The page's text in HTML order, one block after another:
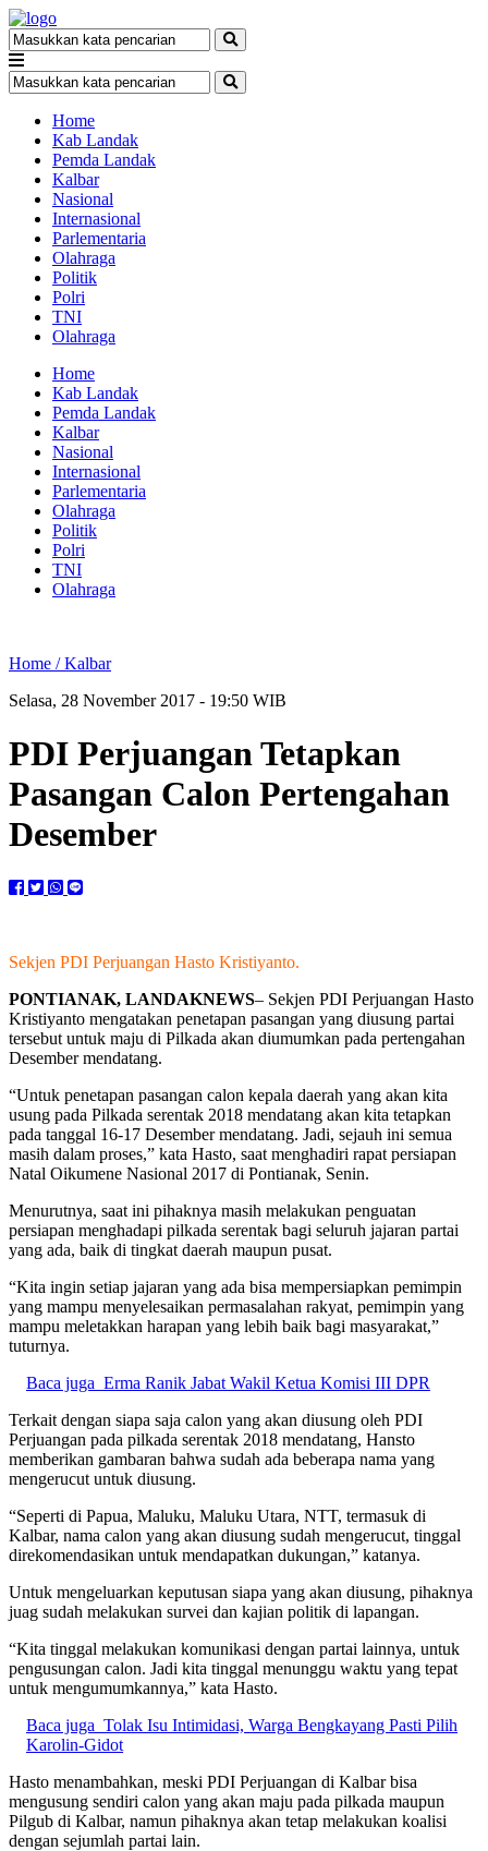
Home
Kab Landak
Pemda Landak
Kalbar
Nasional
Internasional
Parlementaria
Olahraga
Politik
Polri
TNI
Olahraga
Home
Kab Landak
Pemda Landak
Kalbar
Nasional
Internasional
Parlementaria
Olahraga
Politik
Polri
TNI
Olahraga
Home /Kalbar
Selasa, 28 November 2017 - 19:50 WIB
PDI Perjuangan Tetapkan
Pasangan Calon Pertengahan
Desember
Sekjen PDI Perjuangan Hasto Kristiyanto.
PONTIANAK, LANDAKNEWS– Sekjen PDI Perjuangan Hasto
Kristiyanto mengatakan penetapan pasangan yang diusung partai
tersebut untuk maju di Pilkada akan diumumkan pada pertengahan
Desember mendatang.
“Untuk penetapan pasangan calon kepala daerah yang akan kita
usung pada Pilkada serentak 2018 mendatang akan kita tetapkan
pada tanggal 16-17 Desember mendatang. Jadi, sejauh ini semua
masih dalam proses,” kata Hasto, saat menghadiri rapat persiapan
Natal Oikumene Nasional 2017 di Pontianak, Senin.
Menurutnya, saat ini pihaknya masih melakukan penguatan
persiapan menghadapi pilkada serentak bagi seluruh jajaran partai
yang ada, baik di tingkat daerah maupun pusat.
“Kita ingin setiap jajaran yang ada bisa mempersiapkan pemimpin
yang mampu menyelesaikan permasalahan rakyat, pemimpin yang
mampu meletakkan harapan yang lebih baik bagi masyarakat,”
tuturnya.
Baca juga Erma Ranik Jabat Wakil Ketua Komisi III DPR
Terkait dengan siapa saja calon yang akan diusung oleh PDI
Perjuangan pada pilkada serentak 2018 mendatang, Hansto
memberikan gambaran bahwa sudah ada beberapa nama yang
mengerucut untuk diusung.
“Seperti di Papua, Maluku, Maluku Utara, NTT, termasuk di
Kalbar, nama calon yang akan diusung sudah mengerucut, tinggal
direkomendasikan untuk mendapatkan dukungan,” katanya.
Untuk mengeluarkan keputusan siapa yang akan diusung, pihaknya
juag sudah melakukan survei dan kajian politik di lapangan.
“Kita tinggal melakukan komunikasi dengan partai lainnya, untuk
pengusungan calon. Jadi kita tinggal menunggu waktu yang tepat
untuk mengumumkannya,” kata Hasto.
Baca juga Tolak Isu Intimidasi, Warga Bengkayang Pasti Pilih
Karolin-Gidot
Hasto menambahkan, meski PDI Perjuangan di Kalbar bisa
mengusung sendiri calon yang akan maju pada pilkada maupun
Pilgub di Kalbar, namun pihaknya akan tetap melakukan koalisi
dengan sejumlah partai lain.